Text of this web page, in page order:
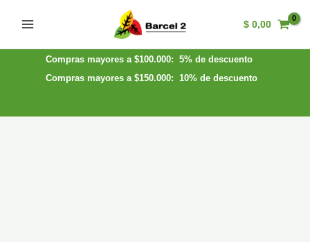
Menu
$ 0,00
Compras mayores a $100.000: 5% de descuento
Compras mayores a $150.000: 10% de descuento